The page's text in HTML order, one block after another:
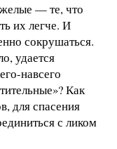
— те, что
их легче. И
сокрушаться.
удается
навсего
Как
для спасения
с ликом